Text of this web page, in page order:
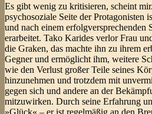
Es gibt wenig zu kritisieren, scheint
psychosoziale Seite der Protagonisten
und nach einem erfolgversprechenden
erarbeitet. Tako Karides verlor Frau
die Graken, das machte ihn zu ihrem
Gegner und ermöglicht ihm, weitere
wie den Verlust großer Teile seines
hinzunehmen und trotzdem mit
gegen sich und andere an der
mitzuwirken. Durch seine Erfahrung
»Glück« – er ist regelmäßig an den